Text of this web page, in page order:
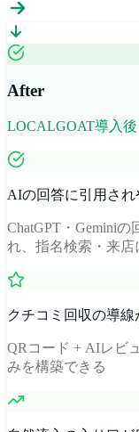
After
LOCALGOAT導入後
AIの回答に引用され
ChatGPT・Gemini
れ、指名検索・来
クチコミ回収の導線
QRコード + AIレビ
みを構築できる